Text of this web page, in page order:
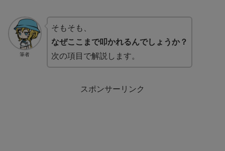
筆者
そもそも、
なぜここまで叩かれるんでしょうか？
次の項目で解説します。
スポンサーリンク